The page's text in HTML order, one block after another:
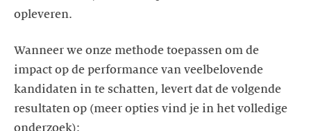
opleveren.
Wanneer we onze methode toepassen om de
impact op de performance van veelbelovende
kandidaten in te schatten, levert dat de volgende
resultaten op (meer opties vind je in het volledige
onderzoek):